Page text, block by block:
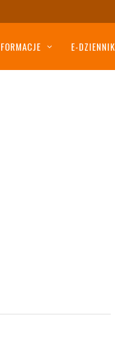
E-DZIENNIK